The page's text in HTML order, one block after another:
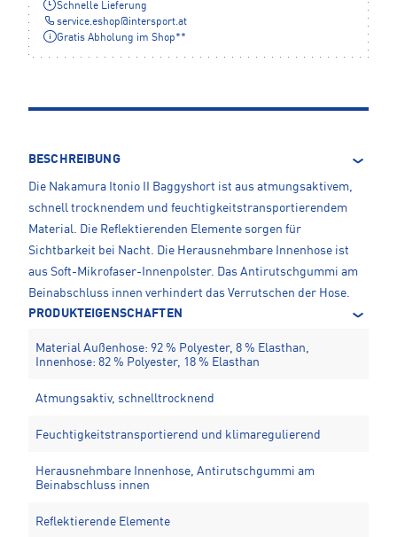
Schnelle Lieferung
service.eshop@intersport.at
Gratis Abholung im Shop**
BESCHREIBUNG
Die Nakamura Itonio II Baggyshort ist aus atmungsaktivem,
schnell trocknendem und feuchtigkeitstransportierendem
Material. Die Reflektierenden Elemente sorgen für
Sichtbarkeit bei Nacht. Die Herausnehmbare Innenhose ist
aus Soft-Mikrofaser-Innenpolster. Das Antirutschgummi am
Beinabschluss innen verhindert das Verrutschen der Hose.
PRODUKTEIGENSCHAFTEN
Material Außenhose: 92 % Polyester, 8 % Elasthan,
Innenhose: 82 % Polyester, 18 % Elasthan
Atmungsaktiv, schnelltrocknend
Feuchtigkeitstransportierend und klimaregulierend
Herausnehmbare Innenhose, Antirutschgummi am
Beinabschluss innen
Reflektierende Elemente